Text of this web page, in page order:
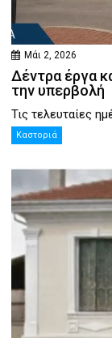
Μάι 2, 2026
Δέντρα έργα
την υπερβολή
Τις τελευταίες
Καστοριά